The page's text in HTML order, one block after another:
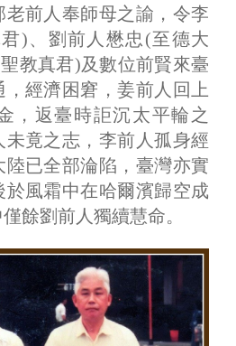
老前人奉師母之諭，令李
)、劉前人懋忠(至德大
教真君)及數位前賢來臺
，經濟困窘，姜前人回上
，返臺時詎沉太平輪之
竟之志，李前人孤身經
陸已全部淪陷，臺灣亦實
風霜中在哈爾濱歸空成
餘劉前人獨續慧命。